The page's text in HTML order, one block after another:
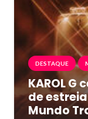
DESTAQUE
KAROL
de
Mundo